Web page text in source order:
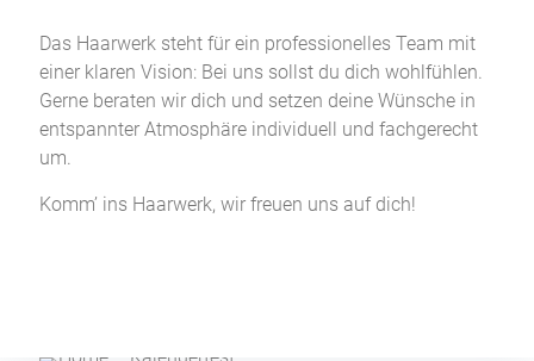
Das Haarwerk steht für ein professionelles Team mit
einer klaren Vision: Bei uns sollst du dich wohlfühlen.
Gerne beraten wir dich und setzen deine Wünsche in
entspannter Atmosphäre individuell und fachgerecht
um.
Komm’ ins Haarwerk, wir freuen uns auf dich!